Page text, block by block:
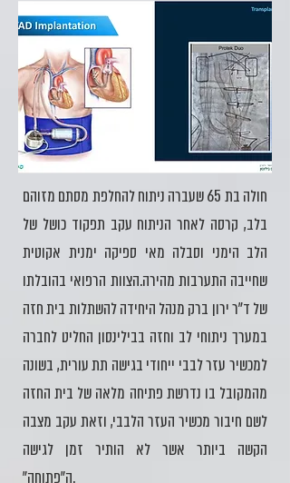
חולה בת 65 שעברה ניתוח להחלפת מסתם מזוהם
בלב, קרסה לאחר הניתוח עקב תפקוד כושל של
הלב הימני וסבלה מאי ספיקה ימנית אקוטית
שחייבה התערבות מהירה.הצוות הרפואי בהובלתו
של ד״ר ירון ברק מנהל היחידה להשתלות בית חזה
במערך ניתוחי לב וחזה בבילינסון החליט לחברה
למכשיר עזר לבבי ייחודי בגישה תת עורית, בשונה
מהמקובל בו נדרשת פתיחה מלאה של בית החזה
לשם חיבור מכשיר העזר הלבבי, וזאת עקב מצבה
הקשה ביותר אשר לא הותיר זמן לגישה
ה״פתוחה״.